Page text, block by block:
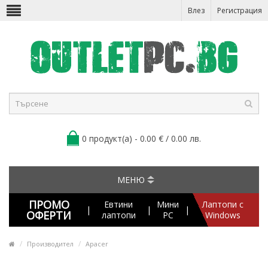
Влез Регистрация
0 продукт(а) - 0.00 € / 0.00 лв.
МЕНЮ
ПРОМО
ОФЕРТИ |
Евтини
лаптопи
|
Мини
PC
|
Лаптопи с
Windows
Производител Apacer